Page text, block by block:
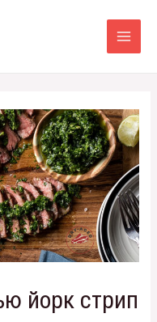
йорк стрип